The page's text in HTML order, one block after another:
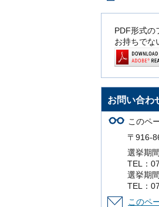
PDF形式の
お持ちでな
お問い合わ
このペ
〒916-
選挙期
TEL：
選挙期
TEL：
このペ